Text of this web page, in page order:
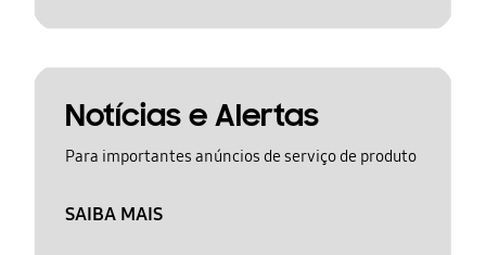
Notícias e Alertas
Para importantes anúncios de serviço de produto
SAIBA MAIS